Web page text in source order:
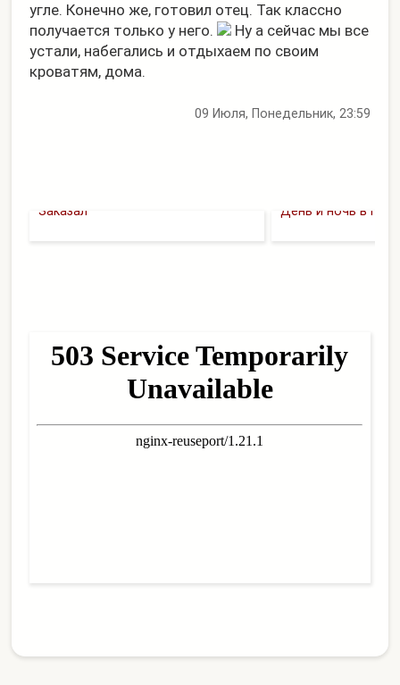
угле. Конечно же, готовил отец. Так классно
получается только у него.
Ну а сейчас мы все
устали, набегались и отдыхаем по своим
кроватям, дома.
09 Июля, Понедельник, 23:59
Заказал День и ночь в